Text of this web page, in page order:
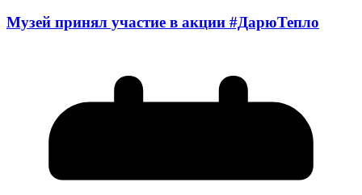
Музей принял участие в акции #ДарюТепло